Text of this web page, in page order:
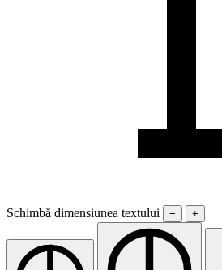
Schimbă dimensiunea textului − +